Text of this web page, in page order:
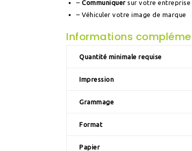
–Communiquersur votre entreprise
– Véhiculer votre image de marque
Informations
Quantité minimale requise
Impression
Grammage
Format
Papier